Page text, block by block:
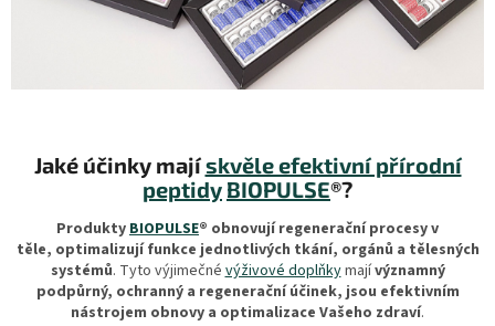
Jaké účinky majískvěle efektivní přírodní
peptidy BIOPULSE®?
ProduktyBIOPULSE® obnovují regenerační procesy v
těle, optimalizují funkce jednotlivých tkání, orgánů a tělesných
systémů. Tyto výjimečnévýživové doplňkymajívýznamný
podpůrný, ochranný a regeneračníúčinek, jsou efektivním
nástrojem obnovy a optimalizace Vašeho zdraví.